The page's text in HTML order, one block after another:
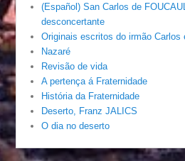
(Español) San Carlos de
desconcertante
Originais escritos do irmão Carlos
Nazaré
Revisão de vida
A pertença á Fraternidade
História da Fraternidade
Deserto, Franz JALICS
O dia no deserto